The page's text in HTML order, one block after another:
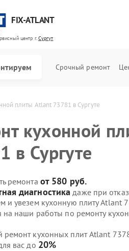
FIX-ATLANT
центр г.Сургут
Срочный ремонт
плиты Atlant 73781 в Сургуте
кухонной
в Сургуте
ремонта от 580 руб.
диагностика даже при
и увезем кухонную плиту Atlant
на наши работы по ремонту
ремонт кухонных плит Atlant
вас до 20%